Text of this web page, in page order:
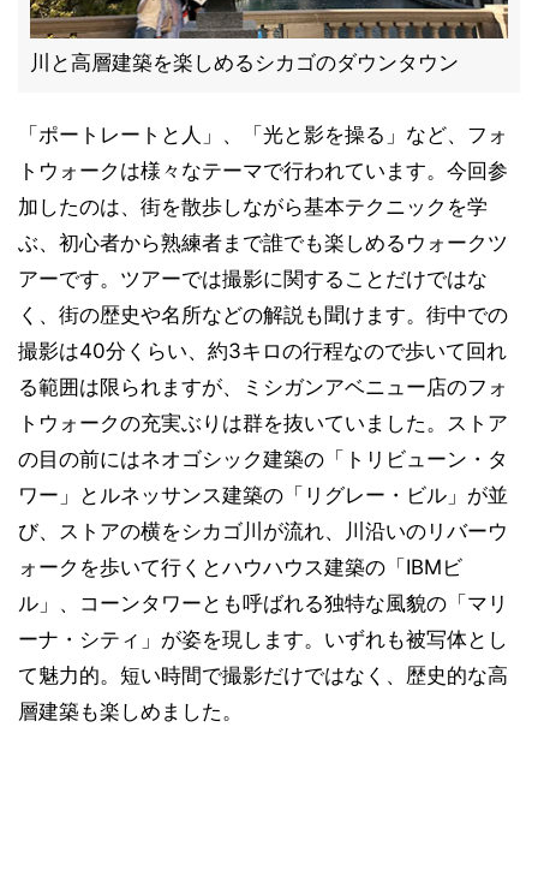
川と高層建築を楽しめるシカゴのダウンタウン
「ポートレートと人」、「光と影を操る」など、フォ
トウォークは様々なテーマで行われています。今回参
加したのは、街を散歩しながら基本テクニックを学
ぶ、初心者から熟練者まで誰でも楽しめるウォークツ
アーです。ツアーでは撮影に関することだけではな
く、街の歴史や名所などの解説も聞けます。街中での
撮影は40分くらい、約3キロの行程なので歩いて回れ
る範囲は限られますが、ミシガンアベニュー店のフォ
トウォークの充実ぶりは群を抜いていました。ストア
の目の前にはネオゴシック建築の「トリビューン・タ
ワー」とルネッサンス建築の「リグレー・ビル」が並
び、ストアの横をシカゴ川が流れ、川沿いのリバーウ
ォークを歩いて行くとハウハウス建築の「IBMビ
ル」、コーンタワーとも呼ばれる独特な風貌の「マリ
ーナ・シティ」が姿を現します。いずれも被写体とし
て魅力的。短い時間で撮影だけではなく、歴史的な高
層建築も楽しめました。